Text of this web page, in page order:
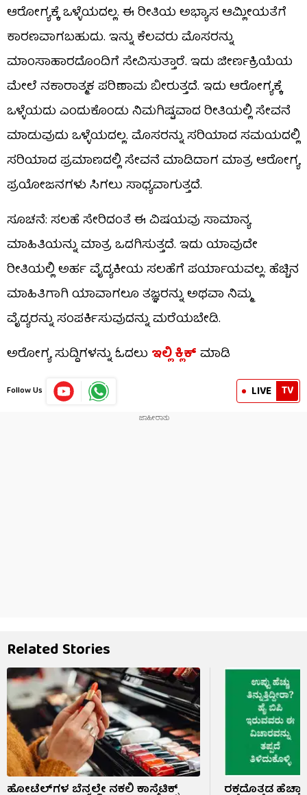
ಆರೋಗ್ಯಕ್ಕೆ ಒಳ್ಳೆಯದಲ್ಲ. ಈ ರೀತಿಯ ಅಭ್ಯಾಸ ಆಮ್ಲೀಯತೆಗೆ
ಕಾರಣವಾಗಬಹುದು. ಇನ್ನು ಕೆಲವರು ಮೊಸರನ್ನು
ಮಾಂಸಾಹಾರದೊಂದಿಗೆ ಸೇವಿಸುತ್ತಾರೆ. ಇದು ಜೀರ್ಣಕ್ರಿಯೆಯ
ಮೇಲೆ ನಕಾರಾತ್ಮಕ ಪರಿಣಾಮ ಬೀರುತ್ತದೆ. ಇದು ಆರೋಗ್ಯಕ್ಕೆ
ಒಳ್ಳೆಯದು ಎಂದುಕೊಂಡು ನಿಮಗಿಷ್ಟವಾದ ರೀತಿಯಲ್ಲಿ ಸೇವನೆ
ಮಾಡುವುದು ಒಳ್ಳೆಯದಲ್ಲ. ಮೊಸರನ್ನು ಸರಿಯಾದ ಸಮಯದಲ್ಲಿ
ಸರಿಯಾದ ಪ್ರಮಾಣದಲ್ಲಿ ಸೇವನೆ ಮಾಡಿದಾಗ ಮಾತ್ರ ಆರೋಗ್ಯ
ಪ್ರಯೋಜನಗಳು ಸಿಗಲು ಸಾಧ್ಯವಾಗುತ್ತದೆ.
ಸೂಚನೆ: ಸಲಹೆ ಸೇರಿದಂತೆ ಈ ವಿಷಯವು ಸಾಮಾನ್ಯ
ಮಾಹಿತಿಯನ್ನು ಮಾತ್ರ ಒದಗಿಸುತ್ತದೆ. ಇದು ಯಾವುದೇ
ರೀತಿಯಲ್ಲಿ ಅರ್ಹ ವೈದ್ಯಕೀಯ ಸಲಹೆಗೆ ಪರ್ಯಾಯವಲ್ಲ. ಹೆಚ್ಚಿನ
ಮಾಹಿತಿಗಾಗಿ ಯಾವಾಗಲೂ ತಜ್ಞರನ್ನು ಅಥವಾ ನಿಮ್ಮ
ವೈದ್ಯರನ್ನು ಸಂಪರ್ಕಿಸುವುದನ್ನು ಮರೆಯಬೇಡಿ.
ಅರೋಗ್ಯ ಸುದ್ದಿಗಳನ್ನು ಓದಲು ಇಲ್ಲಿ ಕ್ಲಿಕ್ಮಾಡಿ
Follow Us LIVE TV
Related Stories
ಹೋಟೆಲ್‌ಗಳ ಬೆನ್ನಲ್ಲೇ ನಕಲಿ ಕಾಸ್ಮೆಟಿಕ್ಸ್
ರಕ್ತದೊತ್ತಡ